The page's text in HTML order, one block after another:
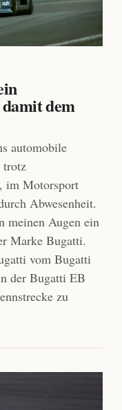
dem
automobile
trotz
im Motorsport
Abwesenheit.
meinen Augen ein
Marke Bugatti.
vom Bugatti
der Bugatti EB
zu